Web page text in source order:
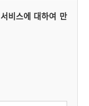
비스에 대하여 만